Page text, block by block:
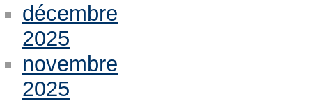
décembre
2025
novembre
2025